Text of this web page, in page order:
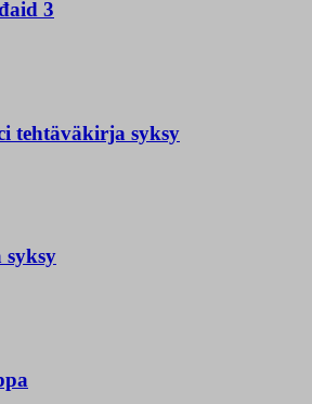
3
tehtäväkirja syksy
syksy